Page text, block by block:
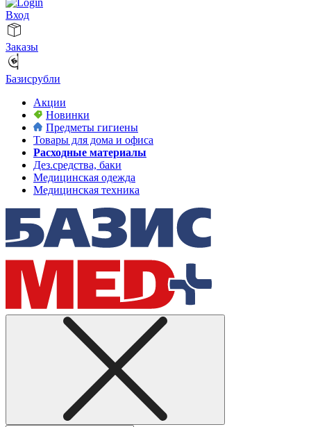
Вход
Заказы
Базисрубли
Акции
Новинки
Предметы гигиены
Товары для дома и офиса
Расходные материалы
Дез.средства, баки
Медицинская одежда
Медицинская техника